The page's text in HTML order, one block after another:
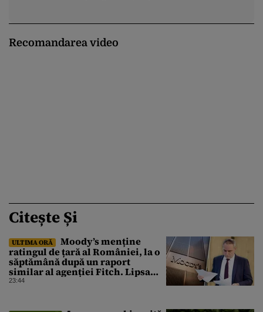
Recomandarea video
Citește Și
ULTIMA ORĂ
Moody’s menține
ratingul de țară al României, la o
săptămână după un raport
similar al agenției Fitch. Lipsa
unui guvern cu puteri depline,
23:44